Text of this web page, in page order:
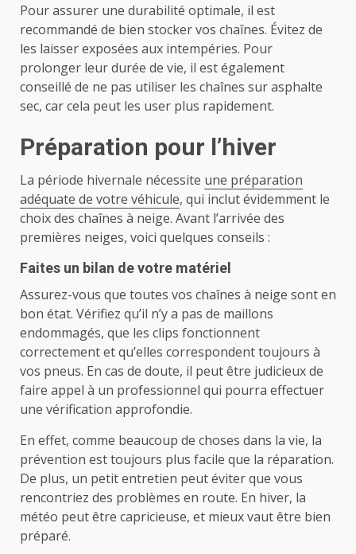
Pour assurer une durabilité optimale, il est
recommandé de bien stocker vos chaînes. Évitez de
les laisser exposées aux intempéries. Pour
prolonger leur durée de vie, il est également
conseillé de ne pas utiliser les chaînes sur asphalte
sec, car cela peut les user plus rapidement.
Préparation pour l’hiver
La période hivernale nécessite une préparation
adéquate de votre véhicule, qui inclut évidemment le
choix des chaînes à neige. Avant l’arrivée des
premières neiges, voici quelques conseils :
Faites un bilan de votre matériel
Assurez-vous que toutes vos chaînes à neige sont en
bon état. Vérifiez qu’il n’y a pas de maillons
endommagés, que les clips fonctionnent
correctement et qu’elles correspondent toujours à
vos pneus. En cas de doute, il peut être judicieux de
faire appel à un professionnel qui pourra effectuer
une vérification approfondie.
En effet, comme beaucoup de choses dans la vie, la
prévention est toujours plus facile que la réparation.
De plus, un petit entretien peut éviter que vous
rencontriez des problèmes en route. En hiver, la
météo peut être capricieuse, et mieux vaut être bien
préparé.